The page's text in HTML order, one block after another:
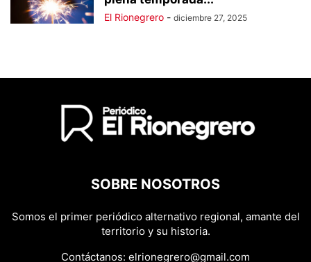
El Rionegrero - diciembre 27, 2025
SOBRE NOSOTROS
Somos el primer periódico alternativo regional, amante del
territorio y su historia.
Contáctanos: elrionegrero@gmail.com